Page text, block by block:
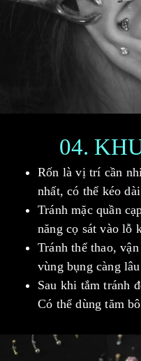
04.
Rốn là vị trí cần
nhất, có thể kéo
Tránh mặc quần
năng cọ sát vào lỗ
Tránh thể thao,
vùng bụng càng
Sau khi tắm tránh
Có thể dùng tăm